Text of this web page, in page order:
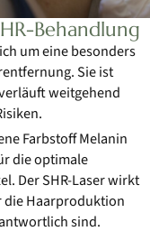
Behandlung
um eine besonders
Sie ist
weitgehend
Farbstoff Melanin
die optimale
Der SHR-Laser wirkt
die Haarproduktion
sind.